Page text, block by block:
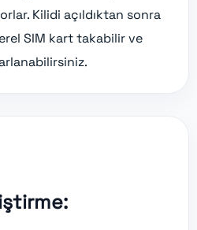
Kilidi açıldıktan sonra
SIM kart takabilir ve